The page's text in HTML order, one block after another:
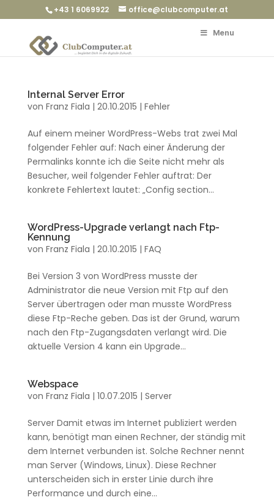
+43 1 6069922 office@clubcomputer.at
Menu
Internal Server Error
von Franz Fiala | 20.10.2015 | Fehler
Auf einem meiner WordPress-Webs trat zwei Mal
folgender Fehler auf: Nach einer Änderung der
Permalinks konnte ich die Seite nicht mehr als
Besucher, weil folgender Fehler auftrat: Der
konkrete Fehlertext lautet: „Config section...
WordPress-Upgrade verlangt nach Ftp-
Kennung
von Franz Fiala | 20.10.2015 | FAQ
Bei Version 3 von WordPress musste der
Administrator die neue Version mit Ftp auf den
Server übertragen oder man musste WordPress
diese Ftp-Reche geben. Das ist der Grund, warum
nach den Ftp-Zugangsdaten verlangt wird. Die
aktuelle Version 4 kann ein Upgrade...
Webspace
von Franz Fiala | 10.07.2015 | Server
Server Damit etwas im Internet publiziert werden
kann, benötigt man einen Rechner, der ständig mit
dem Internet verbunden ist. Solche Rechner nennt
man Server (Windows, Linux). Diese Rechner
unterscheiden sich in erster Linie durch ihre
Performance und durch eine...